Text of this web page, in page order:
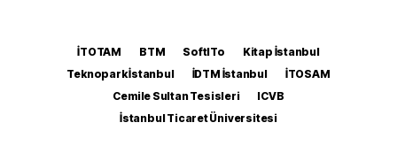
İTOTAM BTM SoftITo
Kitap İstanbul
Teknopark İstanbul
İDTM İstanbul
İTOSAM
Cemile Sultan Tesisleri
ICVB
İstanbul Ticaret Üniversitesi